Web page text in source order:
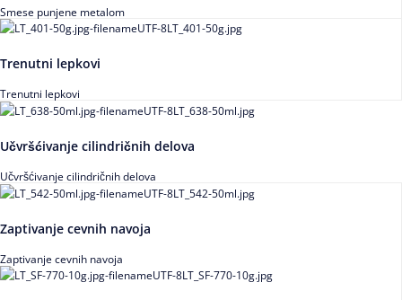
Smese punjene metalom
Trenutni lepkovi
Trenutni lepkovi
Učvršćivanje cilindričnih delova
Učvršćivanje cilindričnih delova
Zaptivanje cevnih navoja
Zaptivanje cevnih navoja